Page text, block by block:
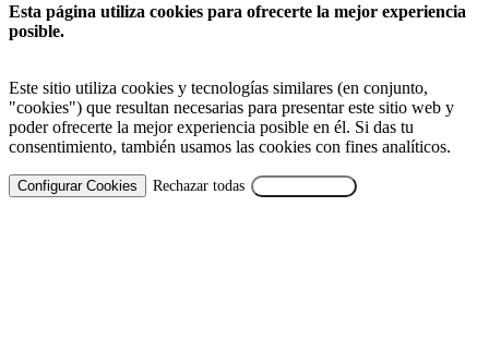
Esta página utiliza cookies para ofrecerte la mejor experiencia
posible.
Este sitio utiliza cookies y tecnologías similares (en conjunto,
"cookies") que resultan necesarias para presentar este sitio web y
poder ofrecerte la mejor experiencia posible en él. Si das tu
consentimiento, también usamos las cookies con fines analíticos.
Configurar Cookies Rechazar todas